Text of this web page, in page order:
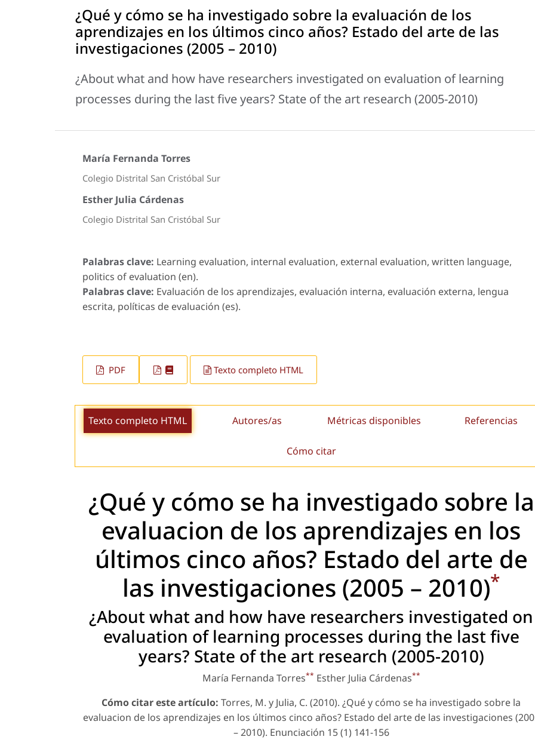
¿Qué y cómo se ha investigado sobre la evaluación de los
aprendizajes en los últimos cinco años? Estado del arte de las
investigaciones (2005 – 2010)
¿About what and how have researchers investigated on evaluation of learning
processes during the last five years? State of the art research (2005-2010)
María Fernanda Torres
Colegio Distrital San Cristóbal Sur
Esther Julia Cárdenas
Colegio Distrital San Cristóbal Sur
Palabras clave: Learning evaluation, internal evaluation, external evaluation, written language,
politics of evaluation (en).
Palabras clave: Evaluación de los aprendizajes, evaluación interna, evaluación externa, lengua
escrita, políticas de evaluación (es).
PDF Texto completo HTML
Texto completo HTML Autores/as Métricas disponibles Referencias
Cómo citar
¿Qué y cómo se ha investigado sobre la
evaluacion de los aprendizajes en los
últimos cinco años? Estado del arte de
las investigaciones (2005 – 2010)*
¿About what and how have researchers investigated on
evaluation of learning processes during the last five
years? State of the art research (2005-2010)
María Fernanda Torres** Esther Julia Cárdenas**
Cómo citar este artículo: Torres, M. y Julia, C. (2010). ¿Qué y cómo se ha investigado sobre la
evaluacion de los aprendizajes en los últimos cinco años? Estado del arte de las investigaciones
– 2010). Enunciación 15 (1) 141-156